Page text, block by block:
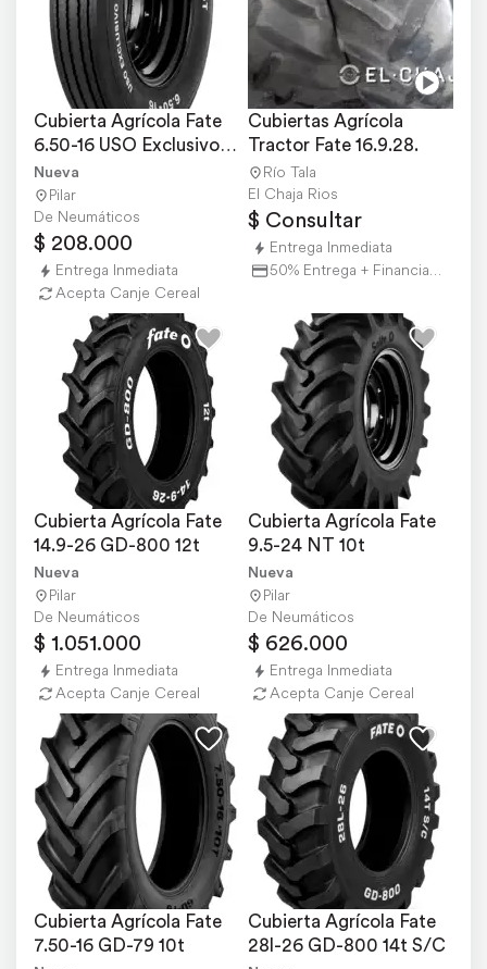
Cubierta Agrícola Fate
6.50-16 USO Exclusivo
Agricola 6t
Nueva
Pilar
De Neumáticos
$ 208.000
Entrega Inmediata
Acepta Canje Cereal
Cubiertas Agrícola
Tractor Fate 16.9.28.
Río Tala
El Chaja Rios
$ Consultar
Entrega Inmediata
50% Entrega + Financiación
Cubierta Agrícola Fate
14.9-26 GD-800 12t
Nueva
Pilar
De Neumáticos
$ 1.051.000
Entrega Inmediata
Acepta Canje Cereal
Cubierta Agrícola Fate
9.5-24 NT 10t
Nueva
Pilar
De Neumáticos
$ 626.000
Entrega Inmediata
Acepta Canje Cereal
Cubierta Agrícola Fate
7.50-16 GD-79 10t
Cubierta Agrícola Fate
28l-26 GD-800 14t S/C